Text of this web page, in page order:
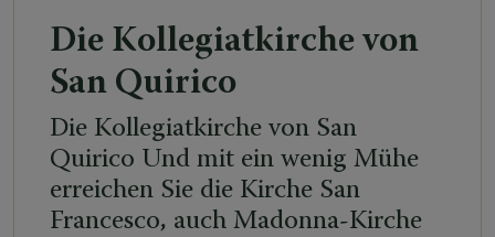
Die Kollegiatkirche von
San Quirico
Die Kollegiatkirche von San
Quirico Und mit ein wenig Mühe
erreichen Sie die Kirche San
Francesco, auch Madonna-Kirche